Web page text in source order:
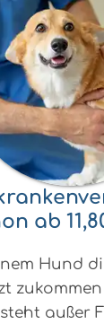
ab
Hund
außer